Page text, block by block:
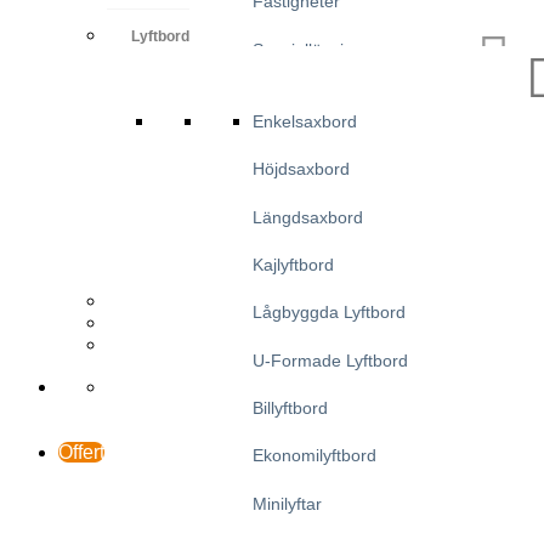
Speciallösningar
Offert
Lyftbord
Enkelsaxbord
Höjdsaxbord
Längdsaxbord
Kajlyftbord
Lågbyggda Lyftbord
U-Formade Lyftbord
Billyftbord
Ekonomilyftbord
Minilyftar